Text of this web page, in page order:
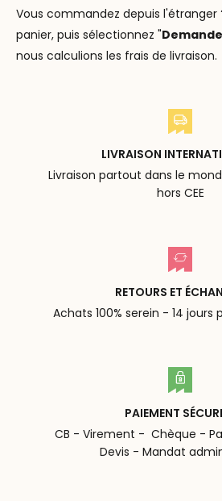
Vous commandez depuis l'étranger
panier, puis sélectionnez "
nous calculions les frais de livraison.
LIVRAISON
Livraison partout dans le
hors CEE
RETOURS ET
Achats 100% serein - 14
PAIEMENT
CB - Virement - Chèque -
Devis - Mandat